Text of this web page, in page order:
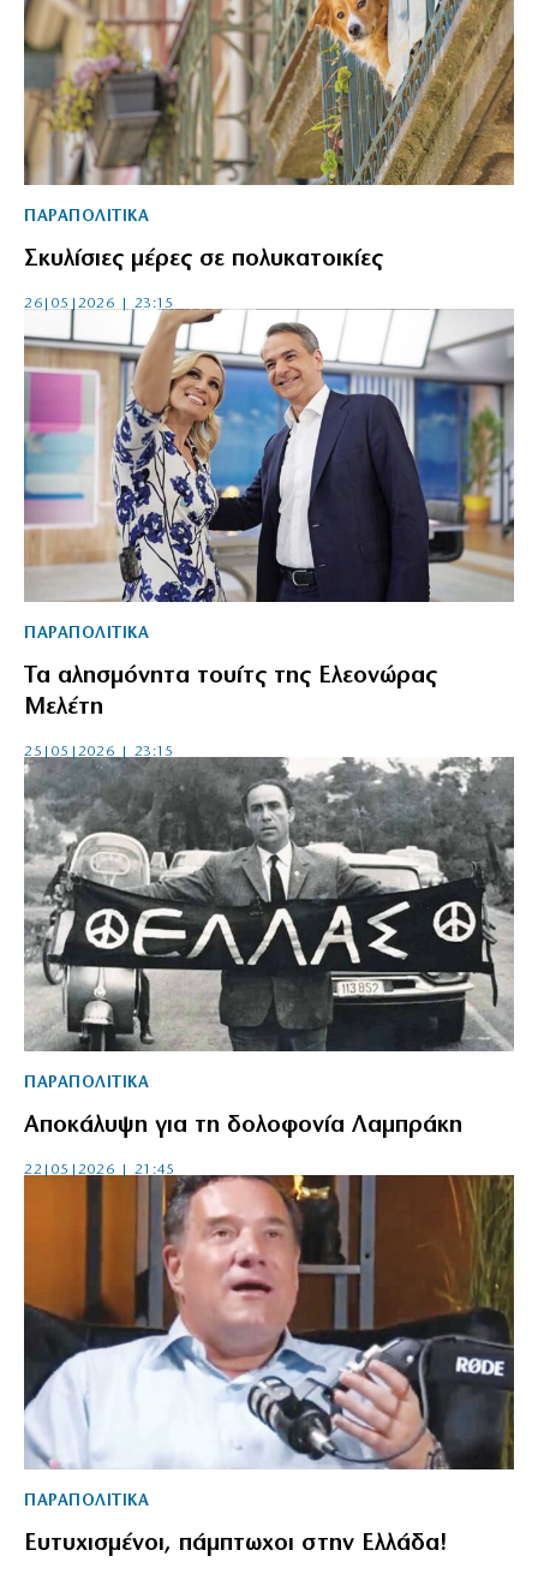
ΠΑΡΑΠΟΛΙΤΙΚΑ
Σκυλίσιες μέρες σε πολυκατοικίες
26|05|2026 | 23:15
ΠΑΡΑΠΟΛΙΤΙΚΑ
Τα αλησμόνητα τουίτς της Ελεονώρας
Μελέτη
25|05|2026 | 23:15
ΠΑΡΑΠΟΛΙΤΙΚΑ
Αποκάλυψη για τη δολοφονία Λαμπράκη
22|05|2026 | 21:45
ΠΑΡΑΠΟΛΙΤΙΚΑ
Ευτυχισμένοι, πάμπτωχοι στην Ελλάδα!